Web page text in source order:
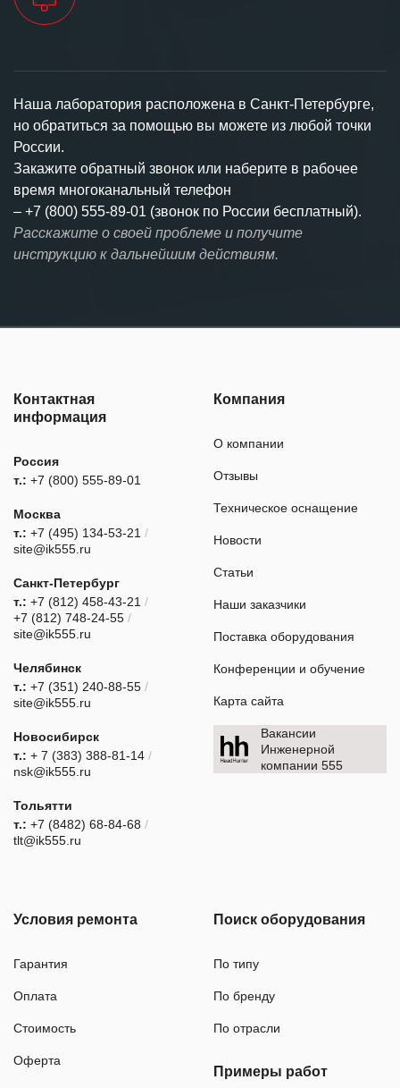
Наша лаборатория расположена в Санкт-Петербурге,
но обратиться за помощью вы можете из любой точки
России.
Закажите обратный звонок или наберите в рабочее
время многоканальный телефон
– +7 (800) 555-89-01 (звонок по России бесплатный).
Расскажите о своей проблеме и получите
инструкцию к дальнейшим действиям.
Контактная
информация
Россия
т.: +7 (800) 555-89-01
Москва
т.: +7 (495) 134-53-21 /
site@ik555.ru
Санкт-Петербург
т.: +7 (812) 458-43-21 /
+7 (812) 748-24-55 /
site@ik555.ru
Челябинск
т.: +7 (351) 240-88-55 /
site@ik555.ru
Новосибирск
т.: + 7 (383) 388-81-14 /
nsk@ik555.ru
Тольятти
т.: +7 (8482) 68-84-68 /
tlt@ik555.ru
Компания
О компании
Отзывы
Техническое оснащение
Новости
Статьи
Наши заказчики
Поставка оборудования
Конференции и обучение
Карта сайта
Вакансии
Инженерной
компании 555
Условия ремонта
Гарантия
Оплата
Стоимость
Оферта
Поиск оборудования
По типу
По бренду
По отрасли
Примеры работ